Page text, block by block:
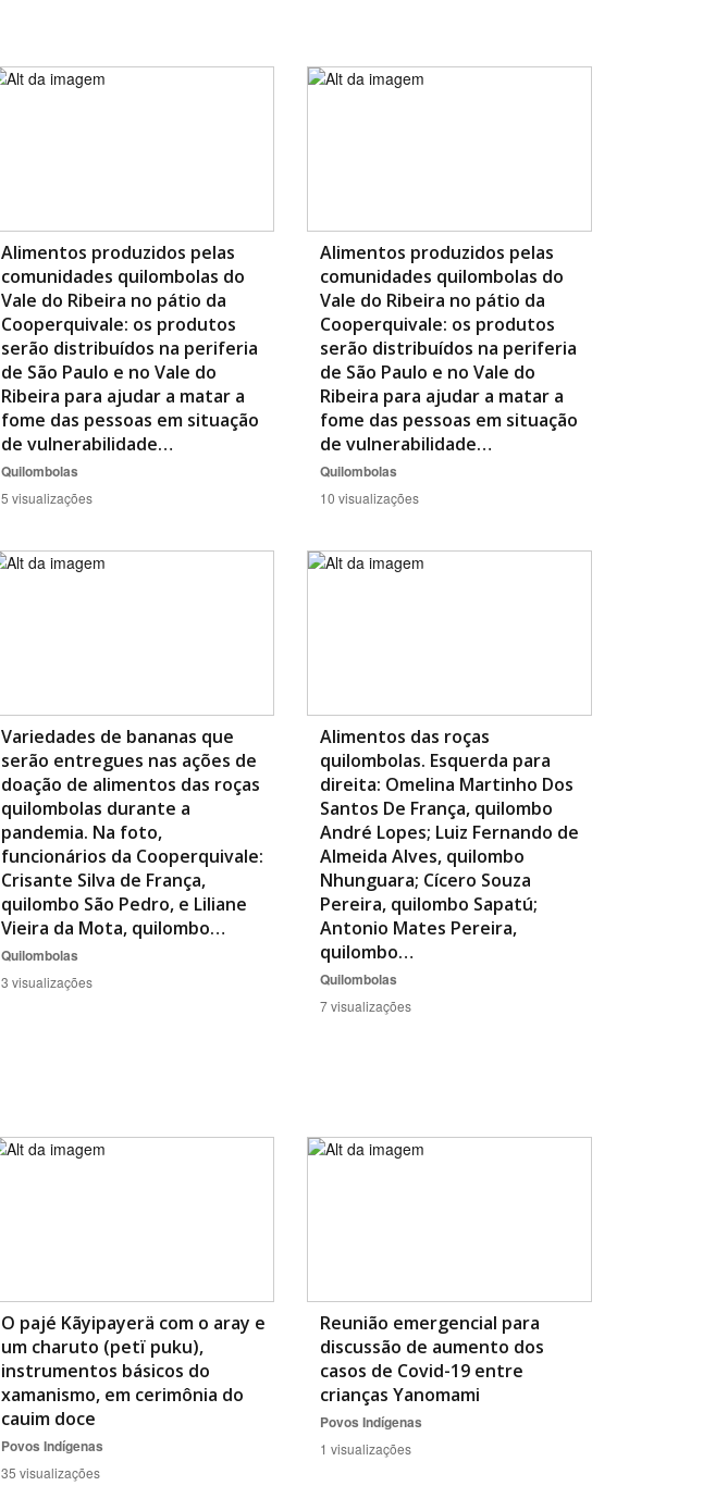
BUSCAR
Alimentos produzidos pelas
comunidades quilombolas do
Vale do Ribeira no pátio da
Cooperquivale: os produtos
serão distribuídos na periferia
de São Paulo e no Vale do
Ribeira para ajudar a matar a
fome das pessoas em situação
de vulnerabilidade…
Quilombolas
5 visualizações
Alimentos produzidos pelas
comunidades quilombolas do
Vale do Ribeira no pátio da
Cooperquivale: os produtos
serão distribuídos na periferia
de São Paulo e no Vale do
Ribeira para ajudar a matar a
fome das pessoas em situação
de vulnerabilidade…
Quilombolas
10 visualizações
Variedades de bananas que
serão entregues nas ações de
doação de alimentos das roças
quilombolas durante a
pandemia. Na foto,
funcionários da Cooperquivale:
Crisante Silva de França,
quilombo São Pedro, e Liliane
Vieira da Mota, quilombo…
Quilombolas
3 visualizações
Alimentos das roças
quilombolas. Esquerda para
direita: Omelina Martinho Dos
Santos De França, quilombo
André Lopes; Luiz Fernando de
Almeida Alves, quilombo
Nhunguara; Cícero Souza
Pereira, quilombo Sapatú;
Antonio Mates Pereira,
quilombo…
Quilombolas
7 visualizações
O pajé Kãyipayerä com o aray e
um charuto (petï puku),
instrumentos básicos do
xamanismo, em cerimônia do
cauim doce
Povos Indígenas
35 visualizações
Reunião emergencial para
discussão de aumento dos
casos de Covid-19 entre
crianças Yanomami
Povos Indígenas
1 visualizações